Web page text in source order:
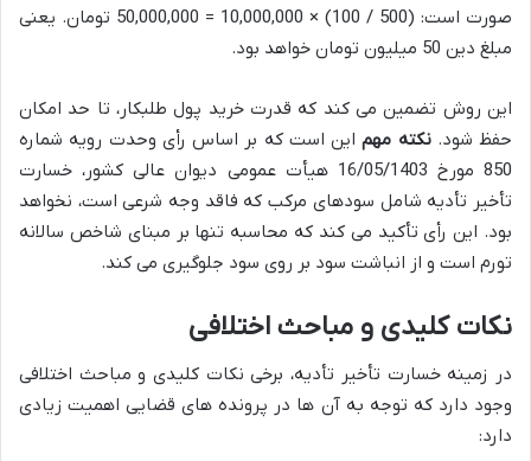
صورت است: (500 / 100) × 10,000,000 = 50,000,000 تومان. یعنی
مبلغ دین 50 میلیون تومان خواهد بود.
این روش تضمین می کند که قدرت خرید پول طلبکار، تا حد امکان
حفظ شود.نکته مهماین است که بر اساس رأی وحدت رویه شماره
850 مورخ 16/05/1403 هیأت عمومی دیوان عالی کشور، خسارت
تأخیر تأدیه شامل سودهای مرکب که فاقد وجه شرعی است، نخواهد
بود. این رأی تأکید می کند که محاسبه تنها بر مبنای شاخص سالانه
تورم است و از انباشت سود بر روی سود جلوگیری می کند.
نکات کلیدی و مباحث اختلافی
در زمینه خسارت تأخیر تأدیه، برخی نکات کلیدی و مباحث اختلافی
وجود دارد که توجه به آن ها در پرونده های قضایی اهمیت زیادی
دارد: